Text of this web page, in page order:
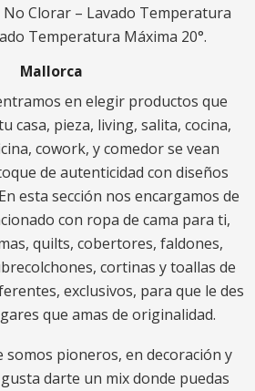
Clorar – Lavado Temperatura
Temperatura Máxima 20°.
Mallorca
en elegir productos que
casa, pieza, living, salita, cocina,
cowork, y comedor se vean
de autenticidad con diseños
esta sección nos encargamos de
con ropa de cama para ti,
quilts, cobertores, faldones,
cortinas y toallas de
exclusivos, para que le des
que amas de originalidad.
somos pioneros, en decoración y
darte un mix donde puedas